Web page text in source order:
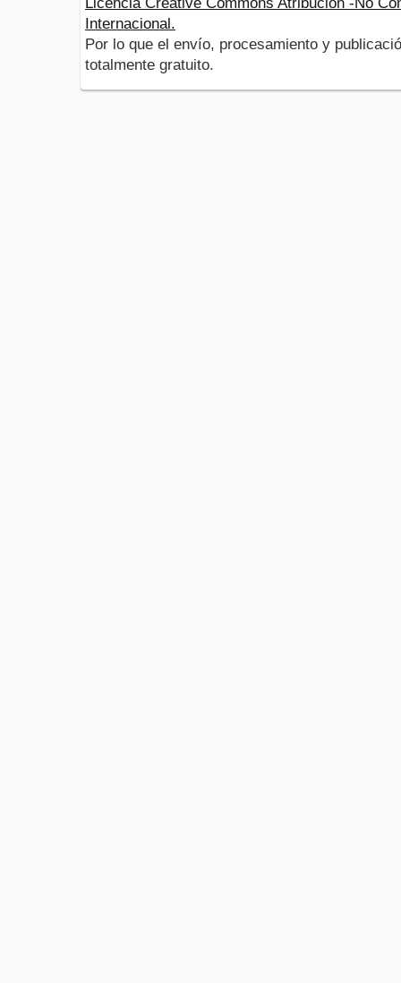
Internacional.
Por lo que el envío, procesamiento y
totalmente gratuito.